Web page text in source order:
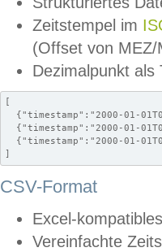
Zeitstempel im
(Offset von MEZ/
Dezimalpunkt als
[
{"timestamp":"2000-01-
{"timestamp":"2000-01-
{"timestamp":"2000-01-
]
CSV-Format
Excel-
Vereinfachte